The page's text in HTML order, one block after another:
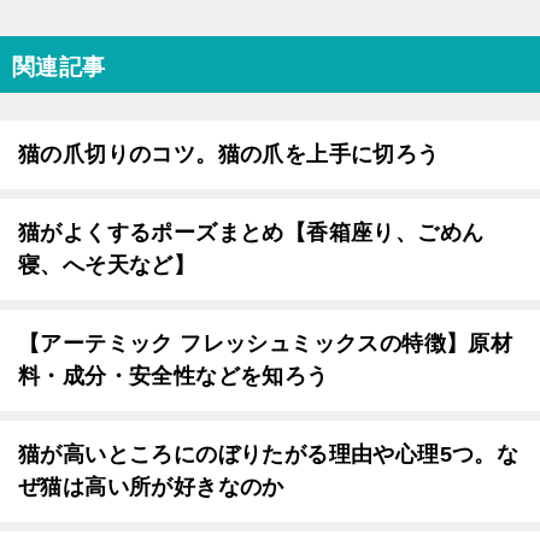
関連記事
猫の爪切りのコツ。猫の爪を上手に切ろう
猫がよくするポーズまとめ【香箱座り、ごめん
寝、へそ天など】
【アーテミック フレッシュミックスの特徴】原材
料・成分・安全性などを知ろう
猫が高いところにのぼりたがる理由や心理5つ。な
ぜ猫は高い所が好きなのか